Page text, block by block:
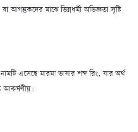
মাঝে ভিন্নধর্মী অভিজ্ঞতা সৃষ্টি
নামটি এসেছে মারমা ভাষার শব্দ রিং, যার অর্থ
আকর্ষণীয়।